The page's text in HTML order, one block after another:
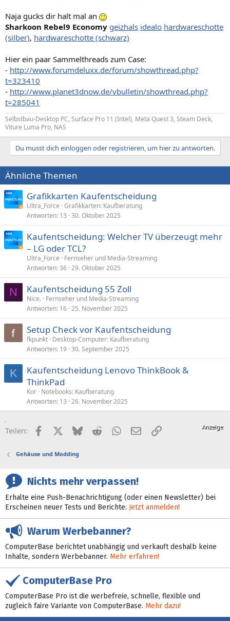
Naja gucks dir halt mal an
Sharkoon Rebel9 Economy geizhals idealo hardwareschotte
(silber), hardwareschotte (schwarz)
Hier ein paar Sammelthreads zum Case:
- http://www.forumdeluxx.de/forum/showthread.php?
t=323410
- http://www.planet3dnow.de/vbulletin/showthread.php?
t=285041
Selbstbau-Desktop PC, Surface Pro 11 (Intel), Meta Quest 3, Steam Deck,
Viture Luma Pro, NAS
Du musst dich einloggen oder registrieren, um hier zu antworten.
Ähnliche Themen
Grafikkarten Kaufentscheidung
Ultra_Force Grafikkarten: Kaufberatung
Antworten 13 30. Oktober 2025
Kaufentscheidung: Welcher TV überzeugt mehr
– LG oder TCL?
Ultra_Force
Fernseher und Media-Streaming
Antworten 36 29. Oktober 2025
N Kaufentscheidung 55 Zoll
Nice. Fernseher und Media-Streaming
Antworten 16 25. November 2025
Setup Check vor Kaufentscheidung
fkpunkt Desktop-Computer: Kaufberatung
Antworten 19 30. September 2025
K
Kaufentscheidung Lenovo ThinkBook &
ThinkPad
Kor Notebooks: Kaufberatung
Antworten 13 26. November 2025
Teilen: FacebookX (Twitter)
BlueskyRedditWhatsApp
E-MailLink
Gehäuse und Modding
Nichts mehr verpassen!
Erhalte eine Push-Benachrichtigung (oder einen Newsletter) bei
Erscheinen neuer Tests und Berichte: Jetzt anmelden!
Warum Werbebanner?
ComputerBase berichtet unabhängig und verkauft deshalb keine
Inhalte, sondern Werbebanner. Mehr erfahren!
ComputerBase Pro
ComputerBase Pro ist die werbefreie, schnelle, flexible und
zugleich faire Variante von ComputerBase. Mehr dazu!